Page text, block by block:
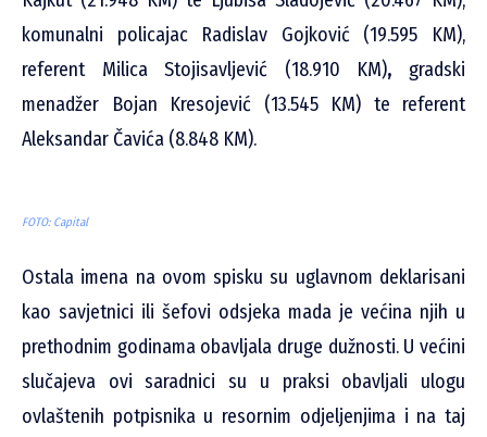
komunalni policajac Radislav Gojković (19.595 KM),
referent Milica Stojisavljević (18.910 KM), gradski
menadžer Bojan Kresojević (13.545 KM) te referent
Aleksandar Čavića (8.848 KM).
FOTO: Capital
Ostala imena na ovom spisku su uglavnom deklarisani
kao savjetnici ili šefovi odsjeka mada je većina njih u
prethodnim godinama obavljala druge dužnosti. U većini
slučajeva ovi saradnici su u praksi obavljali ulogu
ovlaštenih potpisnika u resornim odjeljenjima i na taj